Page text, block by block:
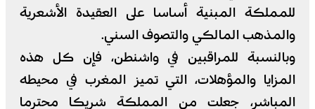
للمملكة المبنية أساسا على العقيدة الأشعرية
والمذهب المالكي والتصوف السني.
وبالنسبة للمراقبين في واشنطن، فإن كل هذه
المزايا والمؤهلات، التي تميز المغرب في محيطه
المباشر، جعلت من المملكة شريكا محترما